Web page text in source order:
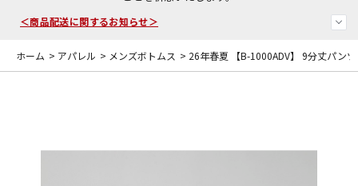
＜夏季休暇中のご注文・発送・お問い合わせ＞
ホーム > アパレル > メンズボトムス > 26年春夏 【B-1000ADV】 9分丈パンツ